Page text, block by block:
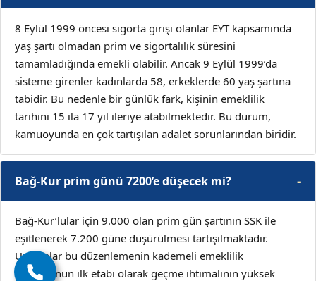
8 Eylül 1999 öncesi sigorta girişi olanlar EYT kapsamında
yaş şartı olmadan prim ve sigortalılık süresini
tamamladığında emekli olabilir. Ancak 9 Eylül 1999’da
sisteme girenler kadınlarda 58, erkeklerde 60 yaş şartına
tabidir. Bu nedenle bir günlük fark, kişinin emeklilik
tarihini 15 ila 17 yıl ileriye atabilmektedir. Bu durum,
kamuoyunda en çok tartışılan adalet sorunlarından biridir.
Bağ-Kur prim günü 7200’e düşecek mi?
Bağ-Kur’lular için 9.000 olan prim gün şartının SSK ile
eşitlenerek 7.200 güne düşürülmesi tartışılmaktadır.
Uzmanlar bu düzenlemenin kademeli emeklilik
reformunun ilk etabı olarak geçme ihtimalinin yüksek